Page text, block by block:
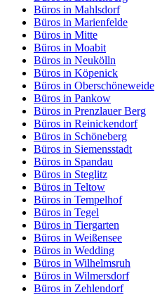
Büros in Mahlsdorf
Büros in Marienfelde
Büros in Mitte
Büros in Moabit
Büros in Neukölln
Büros in Köpenick
Büros in Oberschöneweide
Büros in Pankow
Büros in Prenzlauer Berg
Büros in Reinickendorf
Büros in Schöneberg
Büros in Siemensstadt
Büros in Spandau
Büros in Steglitz
Büros in Teltow
Büros in Tempelhof
Büros in Tegel
Büros in Tiergarten
Büros in Weißensee
Büros in Wedding
Büros in Wilhelmsruh
Büros in Wilmersdorf
Büros in Zehlendorf